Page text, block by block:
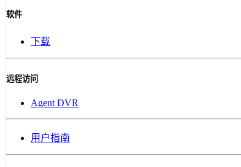
软件
下载
远程访问
Agent DVR
用户指南